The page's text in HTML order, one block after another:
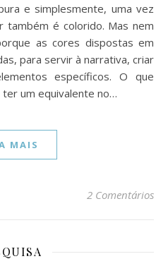
e simplesmente, uma vez
é colorido. Mas nem
as cores dispostas em
para servir à narrativa, criar
específicos. O que
ter um equivalente no…
MAIS
2 Comentários